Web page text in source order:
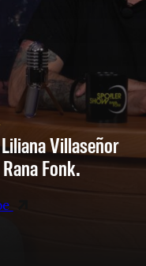
Villaseñor
Fonk.